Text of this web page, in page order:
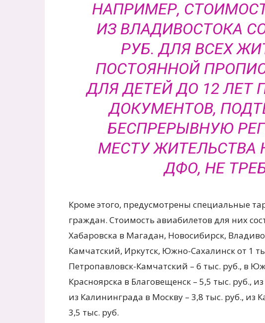
НАПРИМЕР,
ИЗ ВЛАДИВОСТОКА
РУБ. ДЛЯ ВСЕХ
ПОСТОЯННОЙ
ДЛЯ ДЕТЕЙ ДО 12 ЛЕТ
ДОКУМЕНТОВ,
БЕСПРЕРЫВНУЮ
МЕСТУ ЖИТЕЛЬСТВА
ДФО, НЕ
Кроме этого, предусмотрены специальные
граждан. Стоимость авиабилетов для них
Хабаровска в Магадан, Новосибирск,
Камчатский, Иркутск, Южно-Сахалинск от 1
Петропавловск-Камчатский – 6 тыс. руб., в
Красноярска в Благовещенск – 5,5 тыс. руб.,
из Калининграда в Москву – 3,8 тыс. руб., из
3,5 тыс. руб.